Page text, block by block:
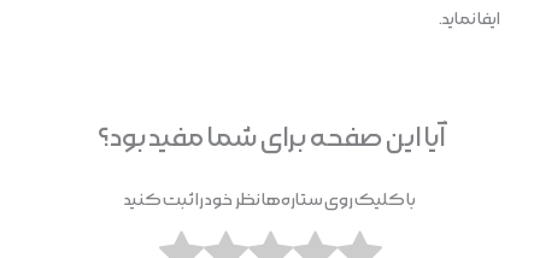
ایفا نماید.
آیا این صفحه برای شما مفید بود؟
با کلیک روی ستاره‌ها نظر خود را ثبت کنید